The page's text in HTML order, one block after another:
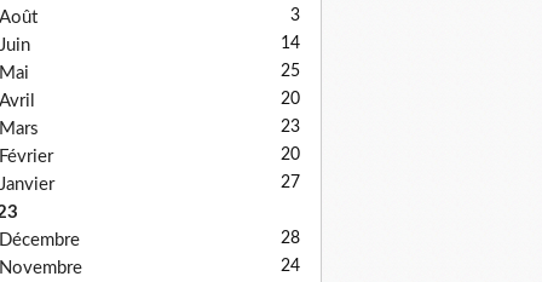
Août 3
Juin 14
Mai 25
Avril 20
Mars 23
Février 20
Janvier 27
Décembre
28
Novembre 24